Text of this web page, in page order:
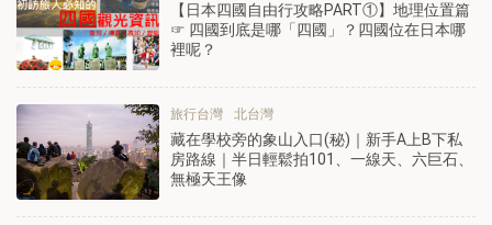
【日本四國自由行攻略PART①】地理位置篇
☞ 四國到底是哪「四國」？四國位在日本哪
裡呢？
旅行台灣 北台灣
藏在學校旁的象山入口(秘)｜新手A上B下私
房路線｜半日輕鬆拍101、一線天、六巨石、
無極天王像